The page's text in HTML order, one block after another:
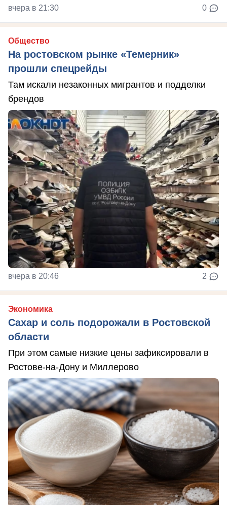
вчера в 21:30 0
Общество
На ростовском рынке «Темерник»
прошли спецрейды
Там искали незаконных мигрантов и подделки
брендов
вчера в 20:46 2
Экономика
Сахар и соль подорожали в Ростовской
области
При этом самые низкие цены зафиксировали в
Ростове-на-Дону и Миллерово